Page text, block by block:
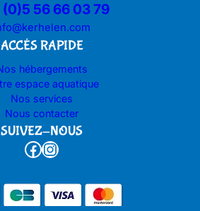
56 66 03 79
ACCÉS RAPIDE
hébergements
espace aquatique
Nos services
Nous contacter
SUIVEZ-NOUS
Facebook Instagram